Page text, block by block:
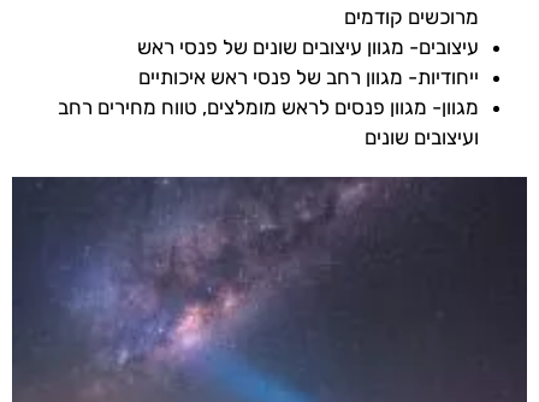
מרוכשים קודמים
עיצובים- מגוון עיצובים שונים של פנסי ראש
ייחודיות- מגוון רחב של פנסי ראש איכותיים
מגוון- מגוון פנסים לראש מומלצים, טווח מחירים רחב
ועיצובים שונים